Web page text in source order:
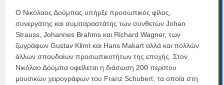
Ο Νικόλαος Δούμπας υπήρξε προσωπικός φίλος,
συνεργάτης και συμπαραστάτης των συνθετών Johan
Strauss, Johannes Brahms και Richard Wagner, των
ζωγράφων Gustav Klimt και Hans Makart αλλά και πολλών
άλλων σπουδαίων προσωπικοτήτων της εποχής. Στον
Νικόλαο Δούμπα οφείλεται η διάσωση 200 περίπου
μουσικών χειρογράφων του Franz Schubert, τα οποία στη